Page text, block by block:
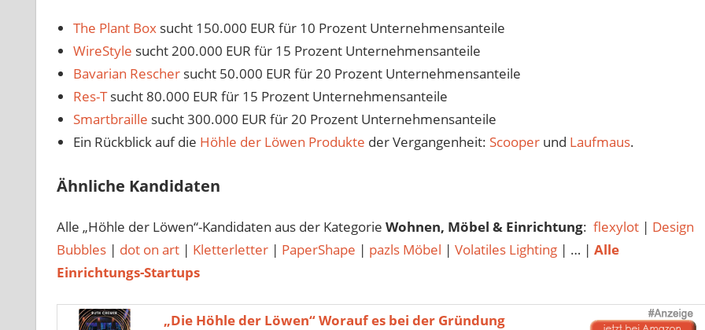
The Plant Boxsucht 150.000 EUR für 10 Prozent Unternehmensanteile
WireStyle sucht 200.000 EUR für 15 Prozent Unternehmensanteile
Bavarian Reschersucht 50.000 EUR für 20 Prozent Unternehmensanteile
Res-Tsucht 80.000 EUR für 15 Prozent Unternehmensanteile
Smartbraille sucht 300.000 EUR für 20 Prozent Unternehmensanteile
Ein Rückblick auf die Höhle der Löwen Produkte der Vergangenheit: Scooperund Laufmaus.
Ähnliche Kandidaten
Alle „Höhle der Löwen“-Kandidaten aus der Kategorie Wohnen, Möbel & Einrichtung: flexylot| Design
Bubbles| dot on art| Kletterletter| PaperShape | pazls Möbel | Volatiles Lighting | … | Alle
Einrichtungs-Startups
„Die Höhle der Löwen“ Worauf es bei der Gründung